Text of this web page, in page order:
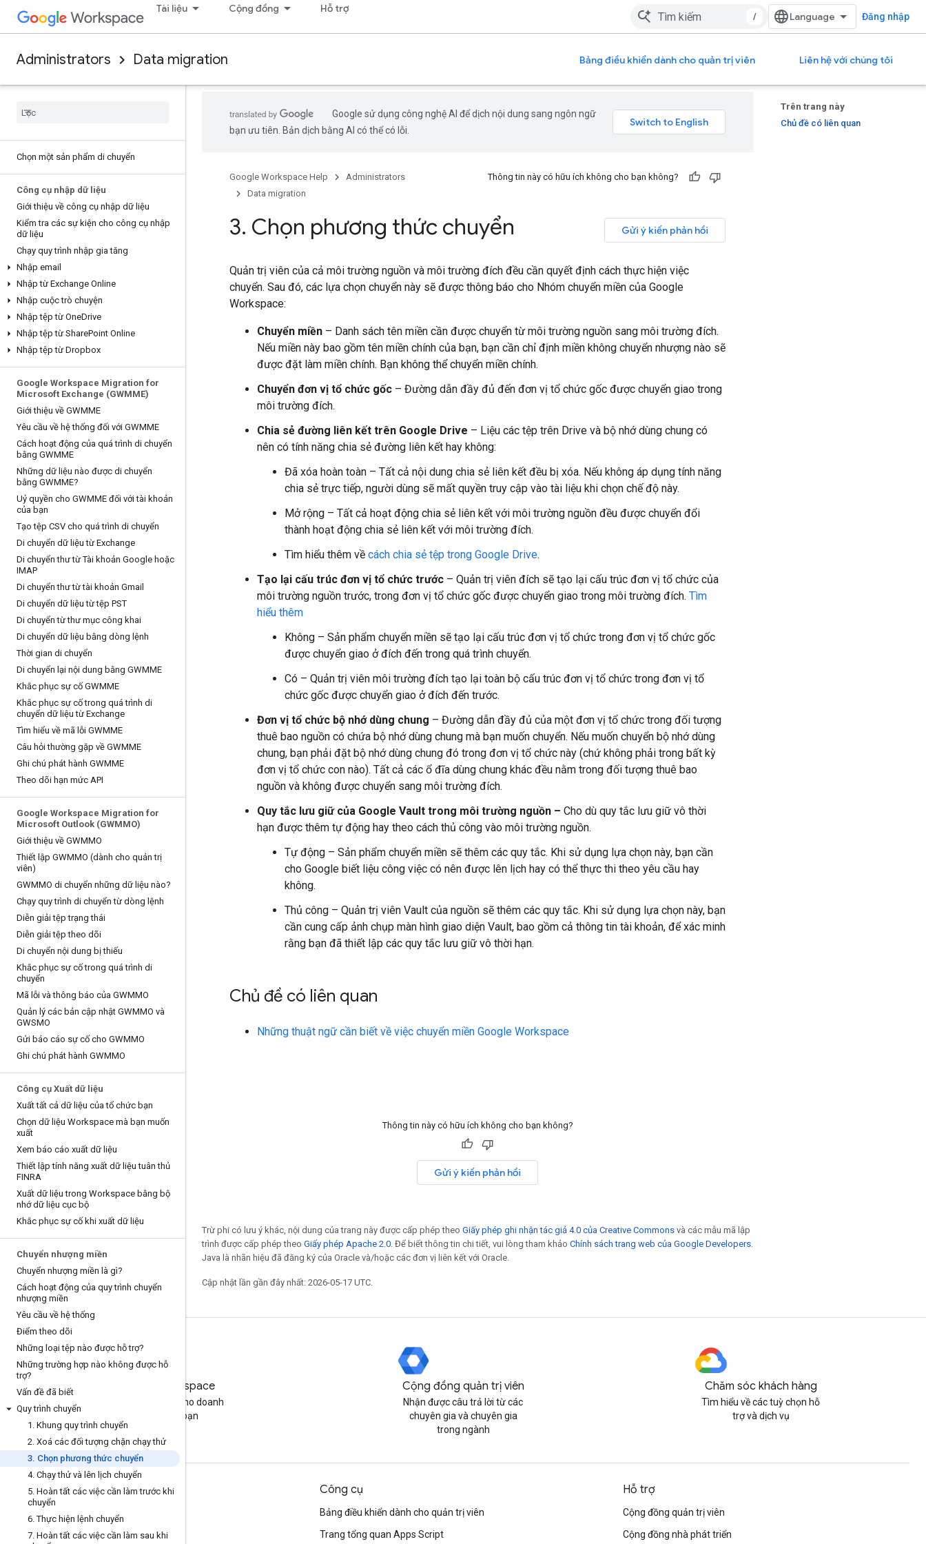
Tài liệu Cộng đồng Hỗ trợ
/ Đăng nhập
Administrators Data migration Bảng điều khiển dành cho quản trị viên Liên hệ với chúng tôi
Chọn một sản phẩm di chuyển
Công cụ nhập dữ liệu
Giới thiệu về công cụ nhập dữ liệu
Kiểm tra các sự kiện cho công cụ nhập
dữ liệu
Chạy quy trình nhập gia tăng
Nhập email
Nhập từ Exchange Online
Nhập cuộc trò chuyện
Nhập tệp từ OneDrive
Nhập tệp từ SharePoint Online
Nhập tệp từ Dropbox
Google Workspace Migration for
Microsoft Exchange (GWMME)
Giới thiệu về GWMME
Yêu cầu về hệ thống đối với GWMME
Cách hoạt động của quá trình di chuyển
bằng GWMME
Những dữ liệu nào được di chuyển
bằng GWMME?
Uỷ quyền cho GWMME đối với tài khoản
của bạn
Tạo tệp CSV cho quá trình di chuyển
Di chuyển dữ liệu từ Exchange
Di chuyển thư từ Tài khoản Google hoặc
IMAP
Di chuyển thư từ tài khoản Gmail
Di chuyển dữ liệu từ tệp PST
Di chuyển từ thư mục công khai
Di chuyển dữ liệu bằng dòng lệnh
Thời gian di chuyển
Di chuyển lại nội dung bằng GWMME
Khắc phục sự cố GWMME
Khắc phục sự cố trong quá trình di
chuyển dữ liệu từ Exchange
Tìm hiểu về mã lỗi GWMME
Câu hỏi thường gặp về GWMME
Ghi chú phát hành GWMME
Theo dõi hạn mức API
Google Workspace Migration for
Microsoft Outlook (GWMMO)
Giới thiệu về GWMMO
Thiết lập GWMMO (dành cho quản trị
viên)
GWMMO di chuyển những dữ liệu nào?
Chạy quy trình di chuyển từ dòng lệnh
Diễn giải tệp trạng thái
Diễn giải tệp theo dõi
Di chuyển nội dung bị thiếu
Khắc phục sự cố trong quá trình di
chuyển
Mã lỗi và thông báo của GWMMO
Quản lý các bản cập nhật GWMMO và
GWSMO
Gửi báo cáo sự cố cho GWMMO
Ghi chú phát hành GWMMO
Công cụ Xuất dữ liệu
Xuất tất cả dữ liệu của tổ chức bạn
Chọn dữ liệu Workspace mà bạn muốn
xuất
Xem báo cáo xuất dữ liệu
Thiết lập tính năng xuất dữ liệu tuân thủ
FINRA
Xuất dữ liệu trong Workspace bằng bộ
nhớ dữ liệu cục bộ
Khắc phục sự cố khi xuất dữ liệu
Chuyển nhượng miền
Chuyển nhượng miền là gì?
Cách hoạt động của quy trình chuyển
nhượng miền
Yêu cầu về hệ thống
Điểm theo dõi
Những loại tệp nào được hỗ trợ?
Những trường hợp nào không được hỗ
trợ?
Vấn đề đã biết
Quy trình chuyển
1 . Khung quy trình chuyển
2. Xoá các đối tượng chặn chạy thử
3. Chọn phương thức chuyển
4. Chạy thử và lên lịch chuyển
5. Hoàn tất các việc cần làm trước khi
chuyển
6.Thực hiện lệnh chuyển
7. Hoàn tất các việc cần làm sau khi
Trên trang này
Chủ đề có liên quan
Google sử dụng công nghệ AI để dịch nội dung sang ngôn ngữ
bạn ưu tiên. Bản dịch bằng AI có thể có lỗi.
Google Workspace Help
Administrators
Data migration
Thông tin này có hữu ích không cho bạn không?
Gửi ý kiến phản hồi
3. Chọn phương thức chuyển
Quản trị viên của cả môi trường nguồn và môi trường đích đều cần quyết định cách thực hiện việc
chuyển. Sau đó, các lựa chọn chuyển này sẽ được thông báo cho Nhóm chuyển miền của Google
Workspace:
Chuyển miền – Danh sách tên miền cần được chuyển từ môi trường nguồn sang môi trường đích.
Nếu miền này bao gồm tên miền chính của bạn, bạn cần chỉ định miền không chuyển nhượng nào sẽ
được đặt làm miền chính. Bạn không thể chuyển miền chính.
Chuyển đơn vị tổ chức gốc – Đường dẫn đầy đủ đến đơn vị tổ chức gốc được chuyển giao trong
môi trường đích.
Chia sẻ đường liên kết trên Google Drive – Liệu các tệp trên Drive và bộ nhớ dùng chung có
nên có tính năng chia sẻ đường liên kết hay không:
Đã xóa hoàn toàn – Tất cả nội dung chia sẻ liên kết đều bị xóa. Nếu không áp dụng tính năng
chia sẻ trực tiếp, người dùng sẽ mất quyền truy cập vào tài liệu khi chọn chế độ này.
Mở rộng – Tất cả hoạt động chia sẻ liên kết với môi trường nguồn đều được chuyển đổi
thành hoạt động chia sẻ liên kết với môi trường đích.
Tìm hiểu thêm về cách chia sẻ tệp trong Google Drive.
Tạo lại cấu trúc đơn vị tổ chức trước – Quản trị viên đích sẽ tạo lại cấu trúc đơn vị tổ chức của
môi trường nguồn trước, trong đơn vị tổ chức gốc được chuyển giao trong môi trường đích. Tìm
hiểu thêm
Không – Sản phẩm chuyển miền sẽ tạo lại cấu trúc đơn vị tổ chức trong đơn vị tổ chức gốc
được chuyển giao ở đích đến trong quá trình chuyển.
Có – Quản trị viên môi trường đích tạo lại toàn bộ cấu trúc đơn vị tổ chức trong đơn vị tổ
chức gốc được chuyển giao ở đích đến trước.
Đơn vị tổ chức bộ nhớ dùng chung – Đường dẫn đầy đủ của một đơn vị tổ chức trong đối tượng
thuê bao nguồn có chứa bộ nhớ dùng chung mà bạn muốn chuyển. Nếu muốn chuyển bộ nhớ dùng
chung, bạn phải đặt bộ nhớ dùng chung đó trong đơn vị tổ chức này (chứ không phải trong bất kỳ
đơn vị tổ chức con nào). Tất cả các ổ đĩa dùng chung khác đều nằm trong đối tượng thuê bao
nguồn và không được chuyển sang môi trường đích.
Quy tắc lưu giữ của Google Vault trong môi trường nguồn – Cho dù quy tắc lưu giữ vô thời
hạn được thêm tự động hay theo cách thủ công vào môi trường nguồn.
Tự động – Sản phẩm chuyển miền sẽ thêm các quy tắc. Khi sử dụng lựa chọn này, bạn cần
cho Google biết liệu công việc có nên được lên lịch hay có thể thực thi theo yêu cầu hay
không.
Thủ công – Quản trị viên Vault của nguồn sẽ thêm các quy tắc. Khi sử dụng lựa chọn này, bạn
cần cung cấp ảnh chụp màn hình giao diện Vault, bao gồm cả thông tin tài khoản, để xác minh
rằng bạn đã thiết lập các quy tắc lưu giữ vô thời hạn.
Chủ đề có liên quan
Những thuật ngữ cần biết về việc chuyển miền Google Workspace
Thông tin này có hữu ích không cho bạn không?
Gửi ý kiến phản hồi
Trừ phi có lưu ý khác, nội dung của trang này được cấp phép theo Giấy phép ghi nhận tác giả 4.0 của Creative Commons và các mẫu mã lập
trình được cấp phép theo Giấy phép Apache 2.0. Để biết thông tin chi tiết, vui lòng tham khảo Chính sách trang web của Google Developers.
Java là nhãn hiệu đã đăng ký của Oracle và/hoặc các đơn vị liên kết với Oracle.
Cập nhật lần gần đây nhất: 2026-05-17 UTC.
Google Workspace
Tìm gói phù hợp cho doanh
nghiệp của bạn
Cộng đồng quản trị viên
Nhận được câu trả lời từ các
chuyên gia và chuyên gia
trong ngành
Chăm sóc khách hàng
Tìm hiểu về các tuỳ chọn hỗ
trợ và dịch vụ
Tài liệu và đào tạo
Hướng dẫn cho nhà phát triển
Công cụ
Bảng điều khiển dành cho quản trị viên
Trang tổng quan Apps Script
Hỗ trợ
Cộng đồng quản trị viên
Cộng đồng nhà phát triển